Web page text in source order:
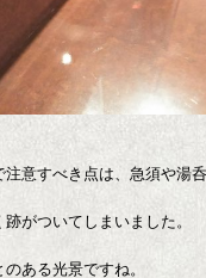
意すべき点は、急須や湯
がついてしまいました。
ある光景ですね。